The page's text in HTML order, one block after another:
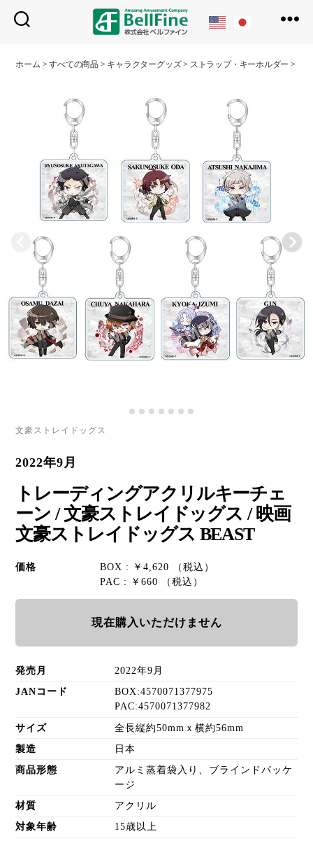
フ
ン
ホーム >すべての商品 > キャラクターグッズ> ストラップ・キーホルダー >
文豪ストレイドッグス
2022年9月
トレーディングアクリルキーチェ
ーン / 文豪ストレイドッグス / 映画
文豪ストレイドッグス BEAST
価格
BOX : ￥4,620 （税込）
PAC : ￥660 （税込）
現在購入いただけません
発売月 2022年9月
JANコード
BOX:4570071377975
PAC:4570071377982
サイズ 全長縦約50mmｘ横約56mm
製造 日本
商品形態
アルミ蒸着袋入り、ブラインドパッケ
ージ
材質 アクリル
対象年齢 15歳以上